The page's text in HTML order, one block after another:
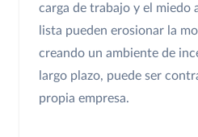
carga de trabajo y el miedo
lista pueden erosionar la
creando un ambiente de
largo plazo, puede ser
propia empresa.